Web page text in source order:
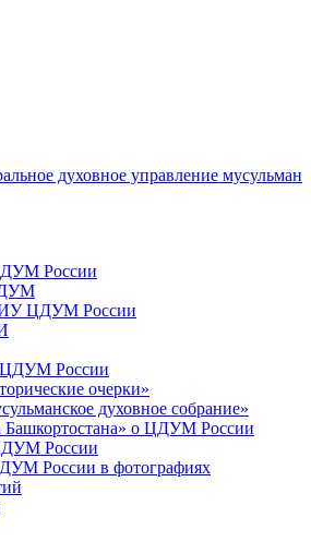
духовное управление мусульман
России
ЦДУМ России
ЦДУМ России
очерки»
духовное собрание»
Башкортостана» о ЦДУМ России
России
России в фотографиях